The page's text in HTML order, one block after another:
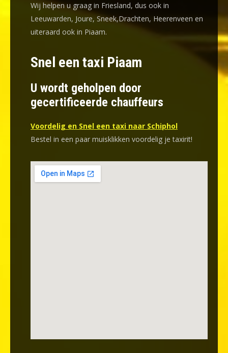
Wij helpen u graag in Friesland, dus ook in
Leeuwarden, Joure, Sneek,Drachten, Heerenveen en
uiteraard ook in Piaam.
Snel een taxi Piaam
U wordt geholpen door
gecertificeerde chauffeurs
Voordelig en Snel een taxi naar Schiphol
Bestel in een paar muisklikken voordelig je taxirit!